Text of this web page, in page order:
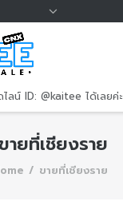
ลน์ ID: @kaitee ได้เลยค่ะ
ขายที่เชียงราย
/ ขายที่เชียงราย